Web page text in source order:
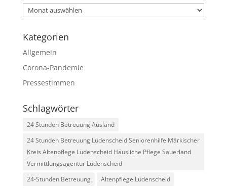
Archiv
Kategorien
Allgemein
Corona-Pandemie
Pressestimmen
Schlagwörter
24 Stunden Betreuung Ausland
24 Stunden Betreuung Lüdenscheid Seniorenhilfe Märkischer
Kreis Altenpflege Lüdenscheid Häusliche Pflege Sauerland
Vermittlungsagentur Lüdenscheid
24-Stunden Betreuung
Altenpflege Lüdenscheid